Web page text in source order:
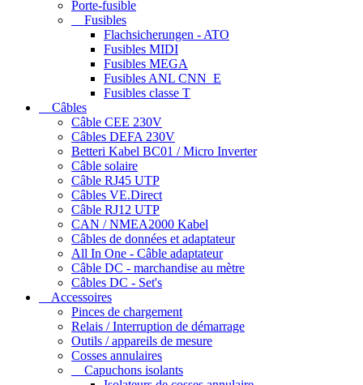
Porte-fusible
Fusibles
Flachsicherungen - ATO
Fusibles MIDI
Fusibles MEGA
Fusibles ANL CNN_E
Fusibles classe T
Câbles
Câble CEE 230V
Câbles DEFA 230V
Betteri Kabel BC01 / Micro Inverter
Câble solaire
Câble RJ45 UTP
Câbles VE.Direct
Câble RJ12 UTP
CAN / NMEA2000 Kabel
Câbles de données et adaptateur
All In One - Câble adaptateur
Câble DC - marchandise au mètre
Câbles DC - Set's
Accessoires
Pinces de chargement
Relais / Interruption de démarrage
Outils / appareils de mesure
Cosses annulaires
Capuchons isolants